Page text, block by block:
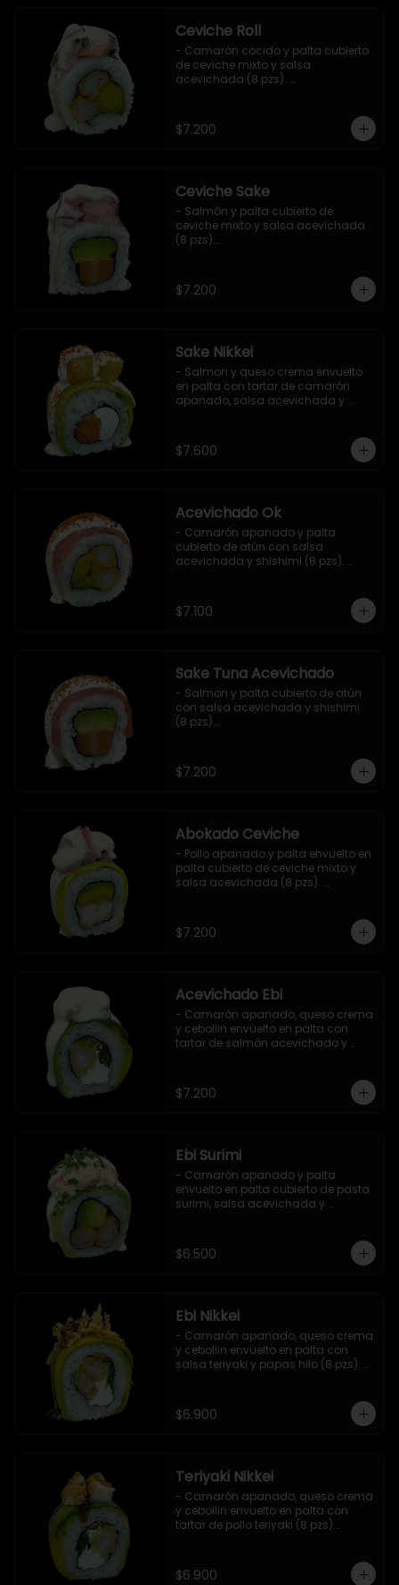
Ceviche Roll
- Camarón cocido y palta cubierto
de ceviche mixto y salsa
acevichada (8 pzs).
$7.200
Ceviche Sake
- Salmón y palta cubierto de
ceviche mixto y salsa acevichada
(8 pzs).
$7.200
Sake Nikkei
- Salmon y queso crema envuelto
en palta con tartar de camarón
apanado, salsa acevichada y
$7.600
Acevichado Ok
- Camarón apanado y palta
cubierto de atún con salsa
acevichada y shishimi (8 pzs).
$7.100
Sake Tuna Acevichado
- Salmon y palta cubierto de atún
con salsa acevichada y shishimi
(8 pzs).
$7.200
Abokado Ceviche
- Pollo apanado y palta envuelto en
palta cubierto de ceviche mixto y
salsa acevichada (8 pzs).
$7.200
Acevichado Ebi
- Camarón apanado, queso crema
y cebollin envuelto en palta con
tartar de salmón acevichado y
$7.200
Ebi Surimi
- Camarón apanado y palta
envuelto en palta cubierto de pasta
surimi, salsa acevichada y
$6.500
Ebi Nikkei
- Camarón apanado, queso crema
y cebollin envuelto en palta con
salsa teriyaki y papas hilo (8 pzs).
$6.900
Teriyaki Nikkei
- Camarón apanado, queso crema
y cebollin envuelto en palta con
tartar de pollo teriyaki (8 pzs).
$6.900